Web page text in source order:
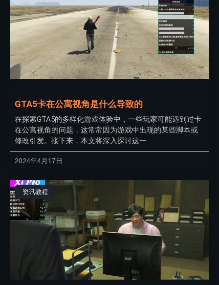
GTA5卡在公寓视角是什么导致的
在探索GTA5的多样化游戏体验中，一些玩家可能遇到过卡
在公寓视角的问题，这常常因为游戏中出现的某些脚本或
修改引发。接下来，本文将深入探讨这一
2024年4月17日
资讯教程